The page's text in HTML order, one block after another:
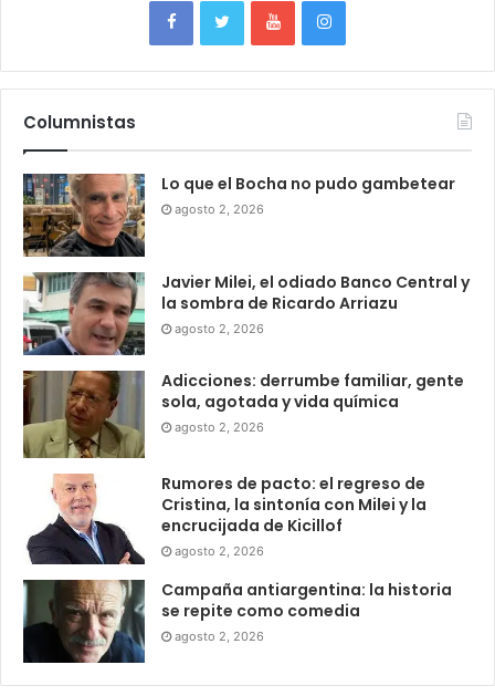
Columnistas
Lo que el Bocha no pudo gambetear
agosto 2, 2026
Javier Milei, el odiado Banco Central y
la sombra de Ricardo Arriazu
agosto 2, 2026
Adicciones: derrumbe familiar, gente
sola, agotada y vida química
agosto 2, 2026
Rumores de pacto: el regreso de
Cristina, la sintonía con Milei y la
encrucijada de Kicillof
agosto 2, 2026
Campaña antiargentina: la historia
se repite como comedia
agosto 2, 2026